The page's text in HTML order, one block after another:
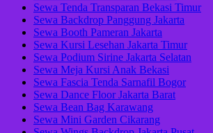
Sewa Tenda Transparan Bekasi Timur
Sewa Backdrop Panggung Jakarta
Sewa Booth Pameran Jakarta
Sewa Kursi Lesehan Jakarta Timur
Sewa Podium Sirine Jakarta Selatan
Sewa Meja Kursi Anak Bekasi
Sewa Fascia Tenda Sarnafil Bogor
Sewa Dance Floor Jakarta Barat
Sewa Bean Bag Karawang
Sewa Mini Garden Cikarang